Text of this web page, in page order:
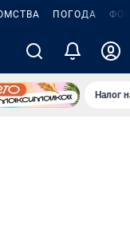
ПОГОДА
Налог